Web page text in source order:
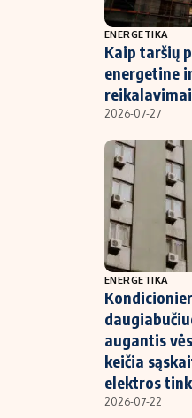
NT ir statybos
ENERGETIKA
Kaip taršių
energetine
2026-07-27
ENERGETIKA
augantis
keičia
elektros
2026-07-22